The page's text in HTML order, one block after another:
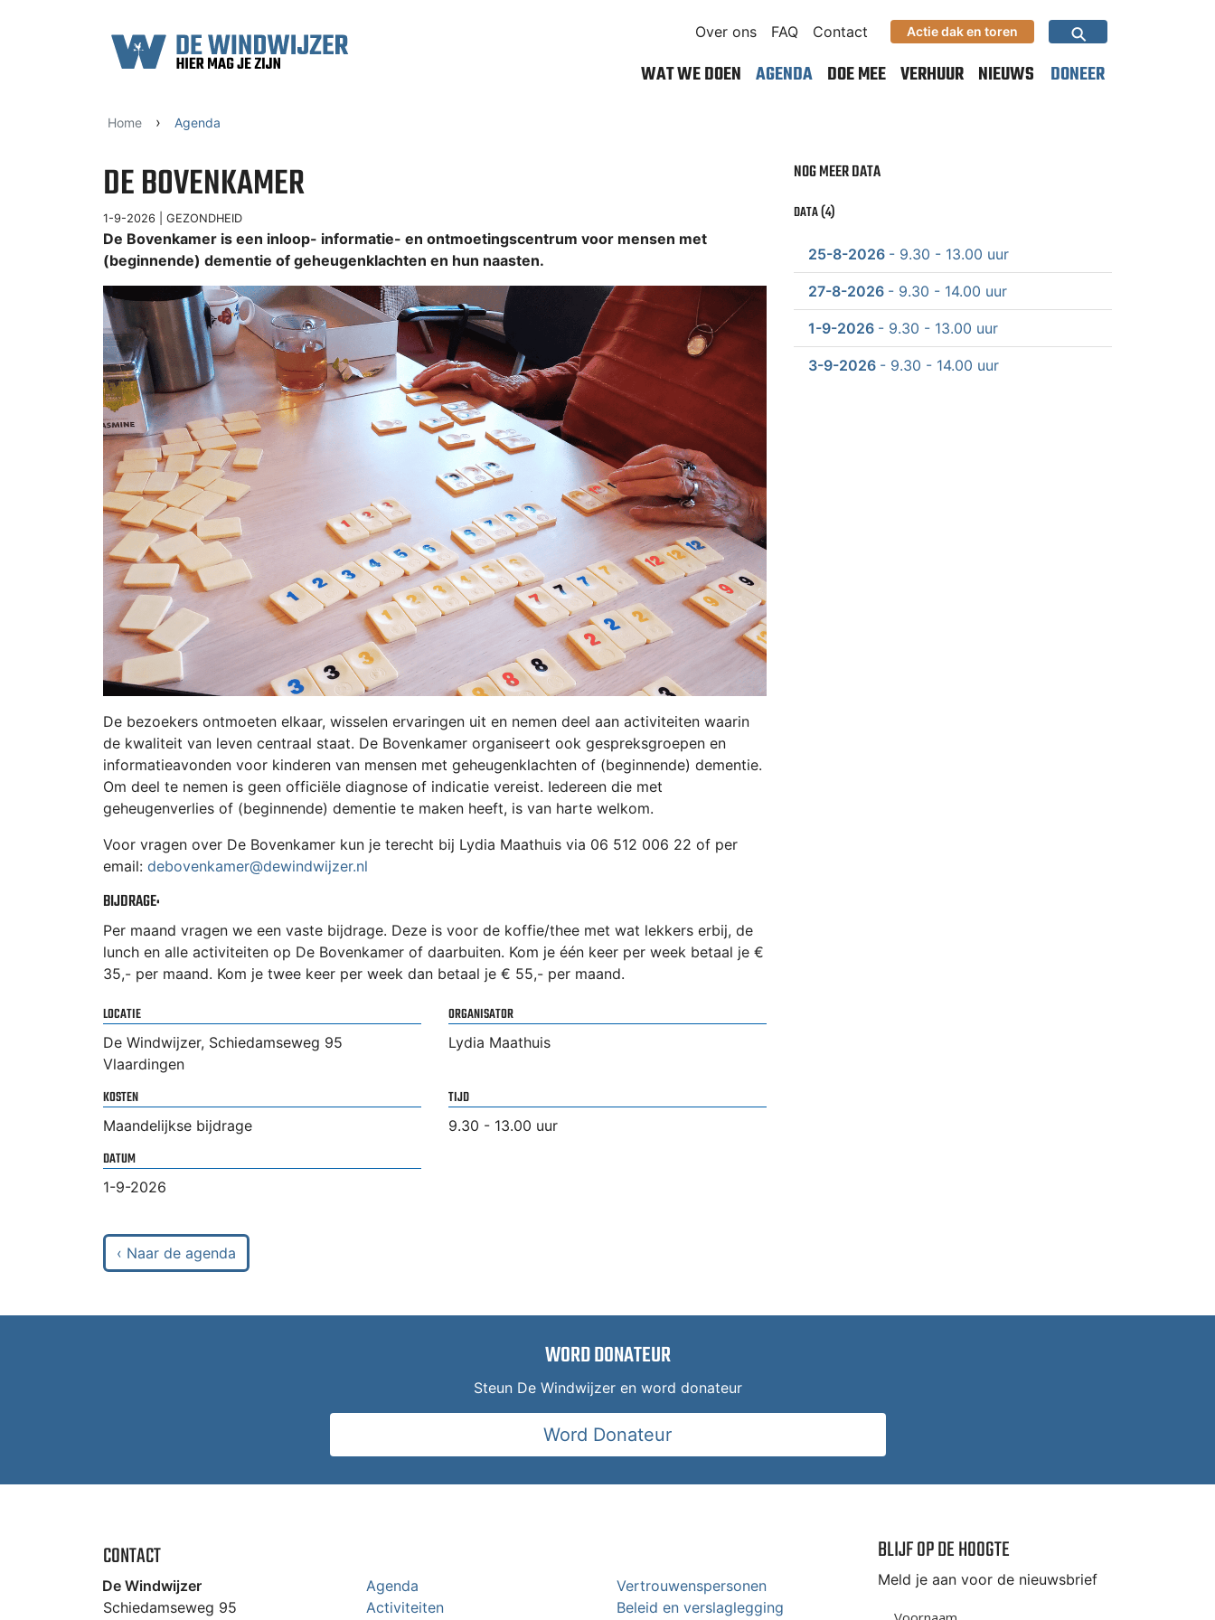
Over ons
FAQ Contact Actie dak en toren ⚲
WAT WE DOEN AGENDA DOE MEE VERHUUR NIEUWS DONEER
Home › Agenda
DE BOVENKAMER
1-9-2026 | GEZONDHEID
De Bovenkamer is een inloop- informatie- en ontmoetingscentrum voor mensen met
(beginnende) dementie of geheugenklachten en hun naasten.
De bezoekers ontmoeten elkaar, wisselen ervaringen uit en nemen deel aan activiteiten waarin
de kwaliteit van leven centraal staat. De Bovenkamer organiseert ook gespreksgroepen en
informatieavonden voor kinderen van mensen met geheugenklachten of (beginnende) dementie.
Om deel te nemen is geen officiële diagnose of indicatie vereist. Iedereen die met
geheugenverlies of (beginnende) dementie te maken heeft, is van harte welkom.
Voor vragen over De Bovenkamer kun je terecht bij Lydia Maathuis via 06 512 006 22 of per
email: debovenkamer@dewindwijzer.nl
BIJDRAGE:
Per maand vragen we een vaste bijdrage. Deze is voor de koffie/thee met wat lekkers erbij, de
lunch en alle activiteiten op De Bovenkamer of daarbuiten. Kom je één keer per week betaal je €
35,- per maand. Kom je twee keer per week dan betaal je € 55,- per maand.
LOCATIE
De Windwijzer, Schiedamseweg 95
Vlaardingen
ORGANISATOR
Lydia Maathuis
KOSTEN
Maandelijkse bijdrage
TIJD
9.30 - 13.00 uur
DATUM
1-9-2026
NOG MEER DATA
DATA (4)
25-8-2026 - 9.30 - 13.00 uur
27-8-2026 - 9.30 - 14.00 uur
1-9-2026 - 9.30 - 13.00 uur
3-9-2026 - 9.30 - 14.00 uur
‹ Naar de agenda
WORD DONATEUR
Steun De Windwijzer en word donateur
Word Donateur
CONTACT
De Windwijzer
Schiedamseweg 95
Agenda
Activiteiten
Vertrouwenspersonen
Beleid en verslaglegging
BLIJF OP DE HOOGTE
Meld je aan voor de nieuwsbrief